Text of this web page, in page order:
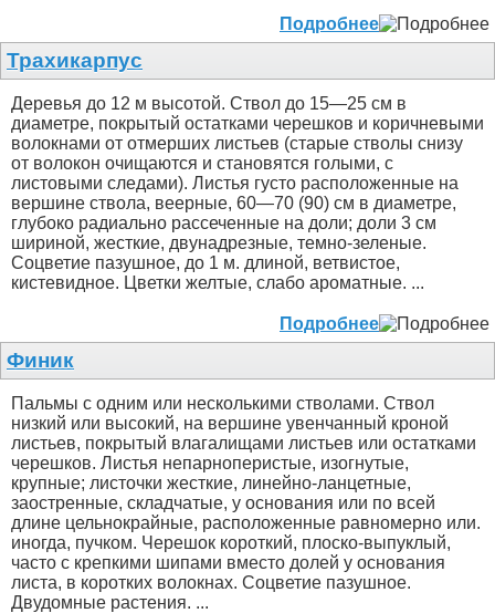
Подробнее
Трахикарпус
Деревья до 12 м высотой. Ствол до 15—25 см в
диаметре, покрытый остатками черешков и коричневыми
волокнами от отмерших листьев (старые стволы снизу
от волокон очищаются и становятся голыми, с
листовыми следами). Листья густо расположенные на
вершине ствола, веерные, 60—70 (90) см в диаметре,
глубоко радиально рассеченные на доли; доли 3 см
шириной, жесткие, двунадрезные, темно-зеленые.
Соцветие пазушное, до 1 м. длиной, ветвистое,
кистевидное. Цветки желтые, слабо ароматные. ...
Подробнее
Финик
Пальмы с одним или несколькими стволами. Ствол
низкий или высокий, на вершине увенчанный кроной
листьев, покрытый влагалищами листьев или остатками
черешков. Листья непарноперистые, изогнутые,
крупные; листочки жесткие, линейно-ланцетные,
заостренные, складчатые, у основания или по всей
длине цельнокрайные, расположенные равномерно или.
иногда, пучком. Черешок короткий, плоско-выпуклый,
часто с крепкими шипами вместо долей у основания
листа, в коротких волокнах. Соцветие пазушное.
Двудомные растения. ...